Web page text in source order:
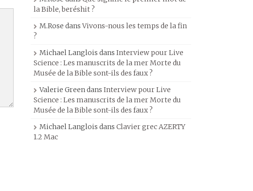
la Bible, beréshit ?
M.Rose dansVivons-nous les temps de la fin
?
Michael Langlois dans Interview pour Live
Science : Les manuscrits de la mer Morte du
Musée de la Bible sont-ils des faux ?
Valerie Greendans Interview pour Live
Science : Les manuscrits de la mer Morte du
Musée de la Bible sont-ils des faux ?
Michael Langlois dans Clavier grec AZERTY
1.2 Mac